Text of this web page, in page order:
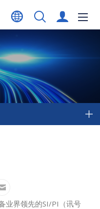
业界领先的SI/PI（讯号